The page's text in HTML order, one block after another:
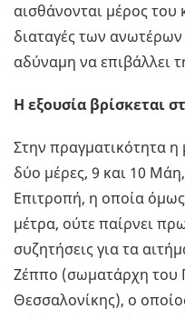
αισθάνονται μέρος του
διαταγές των ανωτέρων
αδύναμη να επιβάλλει
Η εξουσία βρίσκεται
Στην πραγματικότητα
δύο μέρες, 9 και 10
Επιτροπή, η οποία
μέτρα, ούτε παίρνει
συζητήσεις για τα
Ζέππο (σωματάρχη του
Θεσσαλονίκης), ο